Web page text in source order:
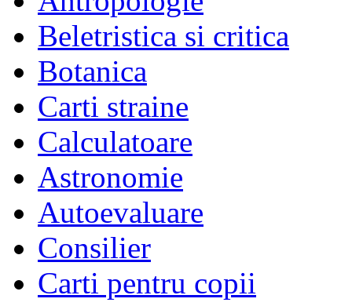
Beletristica si critica
Botanica
Carti straine
Calculatoare
Astronomie
Autoevaluare
Consilier
Carti pentru copii